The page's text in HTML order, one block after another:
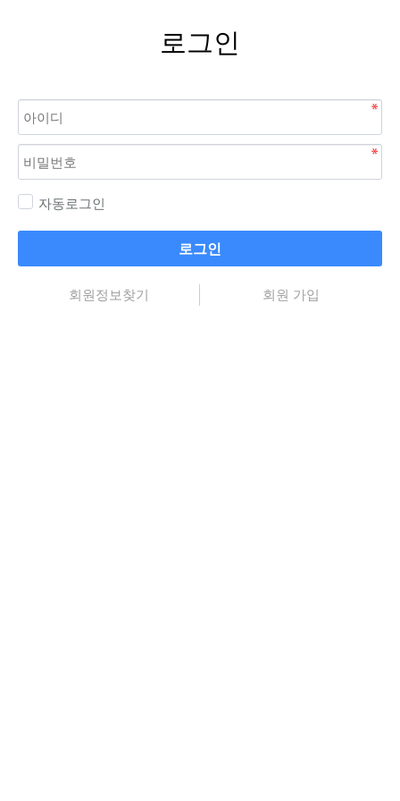
로그인
자동로그인
로그인
회원정보찾기 회원 가입